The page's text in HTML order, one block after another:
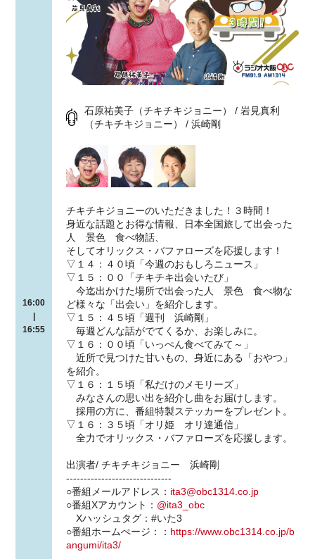
16:00
16:55
石原祐美子（チキチキジョニー） / 岩見真利
（チキチキジョニー） / 浜崎剛
チキチキジョニーのいただきました！３時間！
身近な話題とお得な情報、日本全国旅して出会った
人 景色 食べ物話、
そしてオリックス・バファローズを応援します！
▽１４：４０頃「今週のおもしろニュース」
▽１５：００「チキチキ出会いたび」
今迄出かけた場所で出会った人 景色 食べ物な
ど様々な「出会い」を紹介します。
▽１５：４５頃「週刊 浜崎剛」
毎週どんな話がでてくるか、お楽しみに。
▽１６：００頃「いっぺん食べてみて～」
近所で見つけた甘いもの、身近にある「おやつ」
を紹介。
▽１６：１５頃「私だけのメモリーズ」
みなさんの思い出を紹介し曲をお届けします。
採用の方に、番組特製ステッカーをプレゼント。
▽１６：３５頃「オリ姫 オリ達通信」
全力でオリックス・バファローズを応援します。
出演者/ チキチキジョニー 浜崎剛
------------------------------
○番組メールアドレス： ita3@obc1314.co.jp
○番組Xアカウント： @ita3_obc
Xハッシュタグ：#いた3
○番組ホームぺージ：： https://www.obc1314.co.jp/b
angumi/ita3/